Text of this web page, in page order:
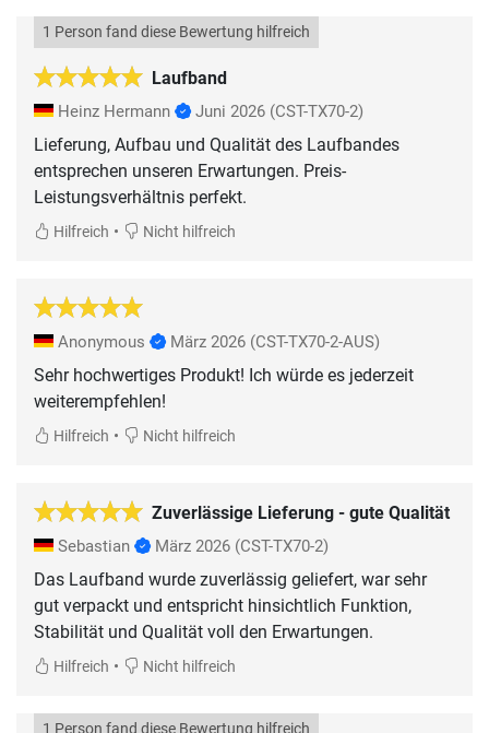
Laufband
1 Person fand diese Bewertung hilfreich
Heinz Hermann Juni 2026 (CST-TX70-2)
Lieferung, Aufbau und Qualität des Laufbandes
entsprechen unseren Erwartungen. Preis-
Hilfreich • Nicht hilfreich
Anonymous März 2026 (CST-TX70-2-AUS)
Sehr hochwertiges Produkt! Ich würde es jederzeit
weiterempfehlen!
Hilfreich • Nicht hilfreich
Zuverlässige Lieferung - gute Qualität
Sebastian März 2026 (CST-TX70-2)
Das Laufband wurde zuverlässig geliefert, war sehr
gut verpackt und entspricht hinsichtlich Funktion,
Stabilität und Qualität voll den Erwartungen.
Hilfreich • Nicht hilfreich